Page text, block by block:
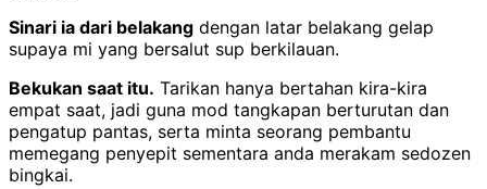
Sinari ia dari belakang dengan latar belakang gelap
supaya mi yang bersalut sup berkilauan.
Bekukan saat itu. Tarikan hanya bertahan kira-kira
empat saat, jadi guna mod tangkapan berturutan dan
pengatup pantas, serta minta seorang pembantu
memegang penyepit sementara anda merakam sedozen
bingkai.